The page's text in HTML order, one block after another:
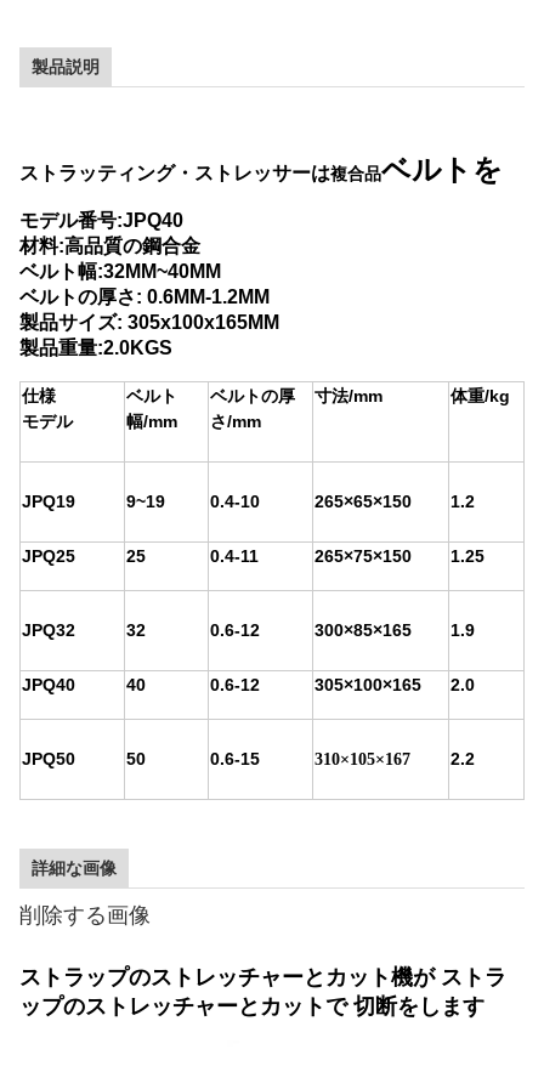
製品説明
ストラッティング・ストレッサーは複合品ベルトを
モデル番号:JPQ40
材料:高品質の鋼合金
ベルト幅:32MM~40MM
ベルトの厚さ: 0.6MM-1.2MM
製品サイズ: 305x100x165MM
製品重量:2.0KGS
仕様
モデル
ベルト
幅/mm
ベルトの厚
さ/mm
寸法/mm 体重/kg
JPQ19 9~19 0.4-10 265×65×150 1.2
JPQ25 25 0.4-11 265×75×150 1.25
JPQ32 32 0.6-12 300×85×165 1.9
JPQ40 40 0.6-12 305×100×165 2.0
JPQ50 50 0.6-15 310×105×167 2.2
詳細な画像
削除する画像
ストラップのストレッチャーとカット機が ストラ
ップのストレッチャーとカットで 切断をします